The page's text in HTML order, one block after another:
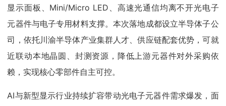
显示面板、Mini/Micro LED、高速光通信均离不开光电子
元器件与电子专用材料支撑。本次落地成都设立半导体子公
司，依托川渝半导体产业集群人才、供应链配套优势，可就
近联动本地晶圆、封测资源，降低上游元器件对外采购依
赖，实现核心零部件自主可控。
AI与新型显示行业持续扩容带动光电子元器件需求爆发，面